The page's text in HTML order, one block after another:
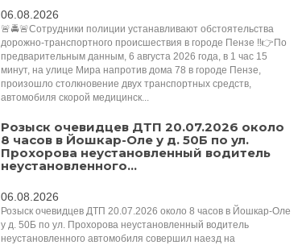
06.08.2026
🚨🚔🚨Сотрудники полиции устанавливают обстоятельства
дорожно-транспортного происшествия в городе Пензе ‼️👉По
предварительным данным, 6 августа 2026 года, в 1 час 15
минут, на улице Мира напротив дома 78 в городе Пензе,
произошло столкновение двух транспортных средств,
автомобиля скорой медицинск...
Розыск очевидцев ДТП 20.07.2026 около
8 часов в Йошкар-Оле у д. 50Б по ул.
Прохорова неустановленный водитель
неустановленного...
06.08.2026
Розыск очевидцев ДТП 20.07.2026 около 8 часов в Йошкар-Оле
у д. 50Б по ул. Прохорова неустановленный водитель
неустановленного автомобиля совершил наезд на